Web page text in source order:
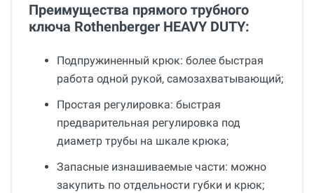
Преимущества прямого трубного
ключа Rothenberger HEAVY DUTY:
Подпружиненный крюк: более быстрая
работа одной рукой, самозахватывающий;
Простая регулировка: быстрая
предварительная регулировка под
диаметр трубы на шкале крюка;
Запасные изнашиваемые части: можно
закупить по отдельности губки и крюк;